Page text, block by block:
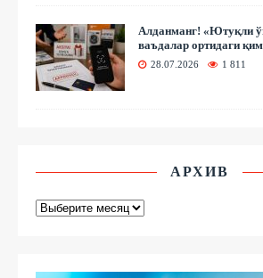
Алданманг! «Ютуқли
ваъдалар ортидаги
28.07.2026 1 811
АРХИВ